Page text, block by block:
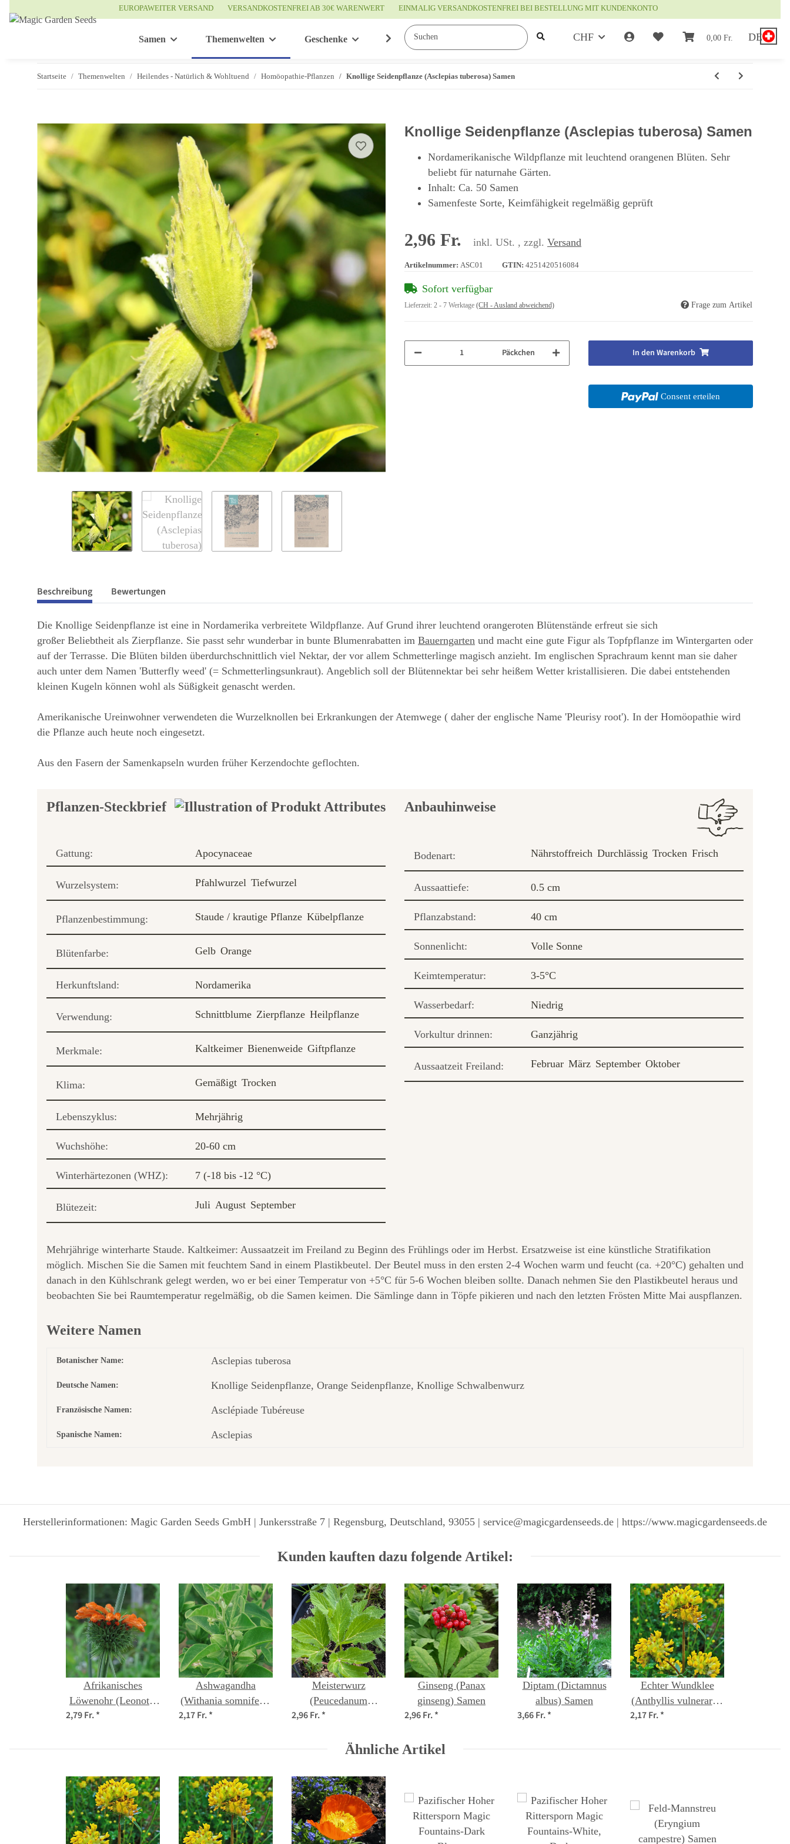
EUROPAWEITER VERSAND VERSANDKOSTENFREI AB 30€ WARENWERT EINMALIG VERSANDKOSTENFREI BEI BESTELLUNG MIT KUNDENKONTO
CHF 0,00 Fr. DE
Samen Themenwelten Geschenke Wissenswertes
Startseite Themenwelten Heilendes - Natürlich & Wohltuend Homöopathie-Pflanzen Knollige Seidenpflanze (Asclepias tuberosa) Samen
Knollige Seidenpflanze (Asclepias tuberosa) Samen
Nordamerikanische Wildpflanze mit leuchtend orangenen Blüten. Sehr
beliebt für naturnahe Gärten.
Inhalt: Ca. 50 Samen
Samenfeste Sorte, Keimfähigkeit regelmäßig geprüft
2,96 Fr. inkl. USt. , zzgl. Versand
Artikelnummer: ASC01 GTIN: 4251420516084
Sofort verfügbar
Lieferzeit: 2 - 7 Werktage (CH - Ausland abweichend) Frage zum Artikel
Päckchen In den Warenkorb
Consent erteilen
Beschreibung Bewertungen
Die Knollige Seidenpflanze ist eine in Nordamerika verbreitete Wildpflanze. Auf Grund ihrer leuchtend orangeroten Blütenstände erfreut sie sich
großer Beliebtheit als Zierpflanze. Sie passt sehr wunderbar in bunte Blumenrabatten im Bauerngarten und macht eine gute Figur als Topfpflanze im Wintergarten oder
auf der Terrasse. Die Blüten bilden überdurchschnittlich viel Nektar, der vor allem Schmetterlinge magisch anzieht. Im englischen Sprachraum kennt man sie daher
auch unter dem Namen 'Butterfly weed' (= Schmetterlingsunkraut). Angeblich soll der Blütennektar bei sehr heißem Wetter kristallisieren. Die dabei entstehenden
kleinen Kugeln können wohl als Süßigkeit genascht werden.
Amerikanische Ureinwohner verwendeten die Wurzelknollen bei Erkrankungen der Atemwege ( daher der englische Name 'Pleurisy root'). In der Homöopathie wird
die Pflanze auch heute noch eingesetzt.
Aus den Fasern der Samenkapseln wurden früher Kerzendochte geflochten.
Pflanzen-Steckbrief
Gattung: Apocynaceae
Wurzelsystem: Pfahlwurzel Tiefwurzel
Pflanzenbestimmung: Staude / krautige Pflanze Kübelpflanze
Blütenfarbe: Gelb Orange
Herkunftsland: Nordamerika
Verwendung: Schnittblume Zierpflanze Heilpflanze
Merkmale: Kaltkeimer Bienenweide Giftpflanze
Klima: Gemäßigt Trocken
Lebenszyklus: Mehrjährig
Wuchshöhe: 20-60 cm
Winterhärtezonen (WHZ): 7 (-18 bis -12 °C)
Blütezeit: Juli August September
Anbauhinweise
Bodenart: Nährstoffreich Durchlässig Trocken Frisch
Aussaattiefe: 0.5 cm
Pflanzabstand: 40 cm
Sonnenlicht: Volle Sonne
Keimtemperatur: 3-5°C
Wasserbedarf: Niedrig
Vorkultur drinnen: Ganzjährig
Aussaatzeit Freiland: Februar März September Oktober
Mehrjährige winterharte Staude. Kaltkeimer: Aussaatzeit im Freiland zu Beginn des Frühlings oder im Herbst. Ersatzweise ist eine künstliche Stratifikation
möglich. Mischen Sie die Samen mit feuchtem Sand in einem Plastikbeutel. Der Beutel muss in den ersten 2-4 Wochen warm und feucht (ca. +20°C) gehalten und
danach in den Kühlschrank gelegt werden, wo er bei einer Temperatur von +5°C für 5-6 Wochen bleiben sollte. Danach nehmen Sie den Plastikbeutel heraus und
beobachten Sie bei Raumtemperatur regelmäßig, ob die Samen keimen. Die Sämlinge dann in Töpfe pikieren und nach den letzten Frösten Mitte Mai auspflanzen.
Weitere Namen
Botanischer Name: Asclepias tuberosa
Deutsche Namen: Knollige Seidenpflanze, Orange Seidenpflanze, Knollige Schwalbenwurz
Französische Namen: Asclépiade Tubéreuse
Spanische Namen: Asclepias
Herstellerinformationen: Magic Garden Seeds GmbH | Junkersstraße 7 | Regensburg, Deutschland, 93055 | service@magicgardenseeds.de | https://www.magicgardenseeds.de
Kunden kauften dazu folgende Artikel:
Afrikanisches
Löwenohr (Leonotis
leonurus) Samen
2,79 Fr.*
Ashwagandha
(Withania somnifera)
Samen
2,17 Fr.*
Meisterwurz
(Peucedanum
ostruthium) Bio
2,96 Fr.*
Ginseng (Panax
ginseng) Samen
2,96 Fr.*
Diptam (Dictamnus
albus) Samen
3,66 Fr.*
Echter Wundklee
(Anthyllis vulneraria)
Samen
2,17 Fr.*
Ähnliche Artikel